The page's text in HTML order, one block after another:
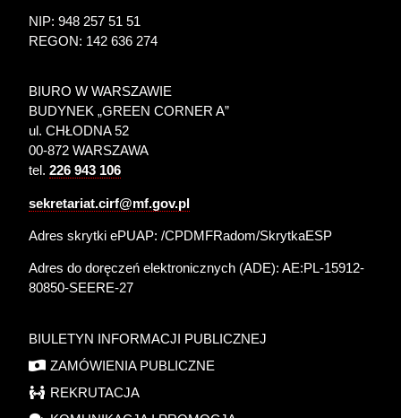
NIP: 948 257 51 51
REGON: 142 636 274
BIURO W WARSZAWIE
BUDYNEK „GREEN CORNER A”
ul. CHŁODNA 52
00-872 WARSZAWA
tel.226 943 106
sekretariat.cirf@mf.gov.pl
Adres skrytki ePUAP: /CPDMFRadom/SkrytkaESP
Adres do doręczeń elektronicznych (ADE):AE:PL-15912-
80850-SEERE-27
BIULETYN INFORMACJI PUBLICZNEJ
ZAMÓWIENIA PUBLICZNE
REKRUTACJA